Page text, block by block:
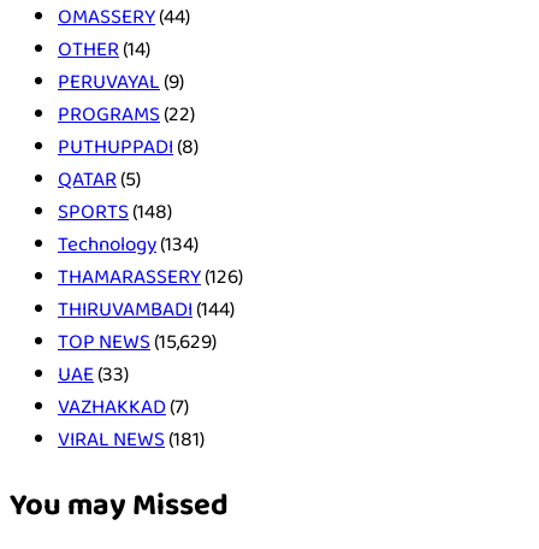
OMASSERY(44)
OTHER(14)
PERUVAYAL(9)
PROGRAMS(22)
PUTHUPPADI(8)
QATAR(5)
SPORTS(148)
Technology(134)
THAMARASSERY(126)
THIRUVAMBADI(144)
TOP NEWS(15,629)
UAE(33)
VAZHAKKAD(7)
VIRAL NEWS(181)
You may Missed